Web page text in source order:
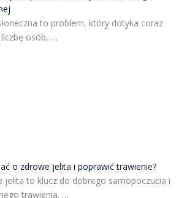
to problem, który dotyka coraz
osób, …
o zdrowe jelita i poprawić trawienie?
jelita to klucz do dobrego samopoczucia i
trawienia. …